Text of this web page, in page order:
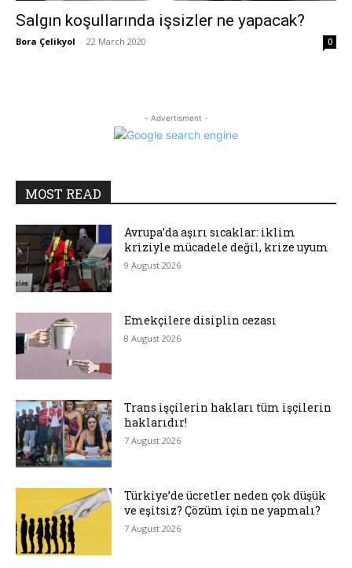
Salgın koşullarında işsizler ne yapacak?
Bora Çelikyol - 22 March 2020 0
- Advertisment -
MOST READ
Avrupa’da aşırı sıcaklar: iklim
kriziyle mücadele değil, krize uyum
9 August 2026
Emekçilere disiplin cezası
8 August 2026
Trans işçilerin hakları tüm işçilerin
haklarıdır!
7 August 2026
Türkiye’de ücretler neden çok düşük
ve eşitsiz? Çözüm için ne yapmalı?
7 August 2026